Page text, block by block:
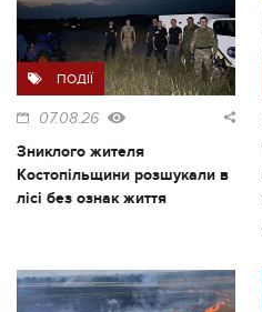
ПОДІЇ
07.08.26
Зниклого жителя
Костопільщини розшукали в
лісі без ознак життя